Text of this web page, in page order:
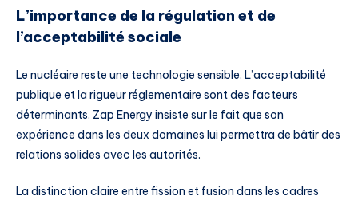
L’importance de la régulation et de
l’acceptabilité sociale
Le nucléaire reste une technologie sensible. L’acceptabilité
publique et la rigueur réglementaire sont des facteurs
déterminants. Zap Energy insiste sur le fait que son
expérience dans les deux domaines lui permettra de bâtir des
relations solides avec les autorités.
La distinction claire entre fission et fusion dans les cadres